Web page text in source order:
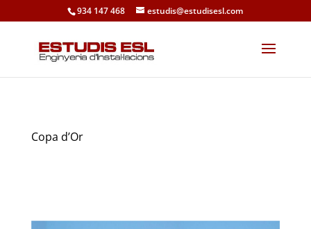
934 147 468 estudis@estudisesl.com
Copa d’Or